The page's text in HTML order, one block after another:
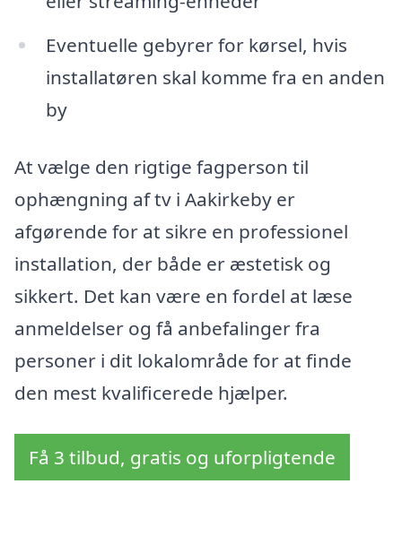
Eventuelle gebyrer for kørsel, hvis
installatøren skal komme fra en anden
by
At vælge den rigtige fagperson til
ophængning af tv i Aakirkeby er
afgørende for at sikre en professionel
installation, der både er æstetisk og
sikkert. Det kan være en fordel at læse
anmeldelser og få anbefalinger fra
personer i dit lokalområde for at finde
den mest kvalificerede hjælper.
Få 3 tilbud, gratis og uforpligtende